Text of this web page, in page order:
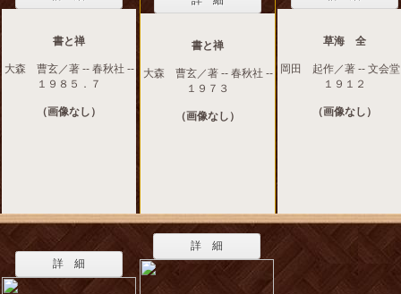
書と禅
大森 曹玄／著 -- 春秋社 --
１９８５．７
（画像なし）
書と禅
大森 曹玄／著 -- 春秋社 --
１９７３
（画像なし）
草海 全
岡田 起作／著 -- 文会堂
１９１２
（画像なし）
詳 細
詳 細